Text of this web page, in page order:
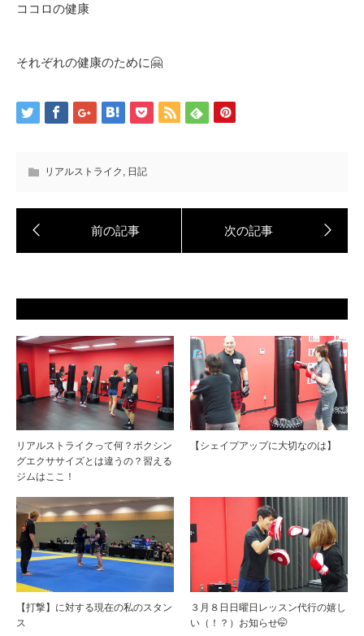
ココロの健康
それぞれの健康のために🤗
リアルストライク 日記
リアルストライクって何？ボクシン
グエクササイズとは違うの？習える
ジムはここ！
【シェイプアップに大切なのは】
【打撃】に対する現在の私のスタン
ス
３月８日日曜日レッスン代行の嬉し
い（！？）お知らせ🤭